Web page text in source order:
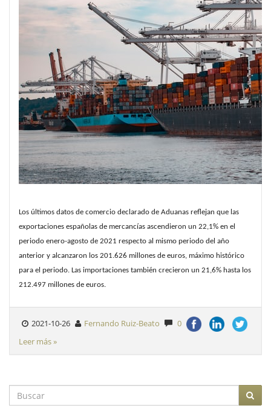
Los últimos datos de comercio declarado de Aduanas reflejan que las
exportaciones españolas de mercancías ascendieron un 22,1% en el
periodo enero-agosto de 2021 respecto al mismo periodo del año
anterior y alcanzaron los 201.626 millones de euros, máximo histórico
para el periodo. Las importaciones también crecieron un 21,6% hasta los
212.497 millones de euros.
2021-10-26 Fernando Ruiz-Beato
0
Leer más »